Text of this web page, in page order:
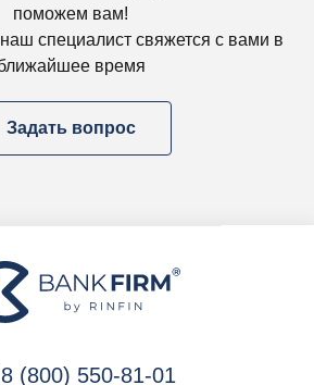
поможем вам!
специалист свяжется с вами в
время
Задать вопрос
8 (800) 550-81-01